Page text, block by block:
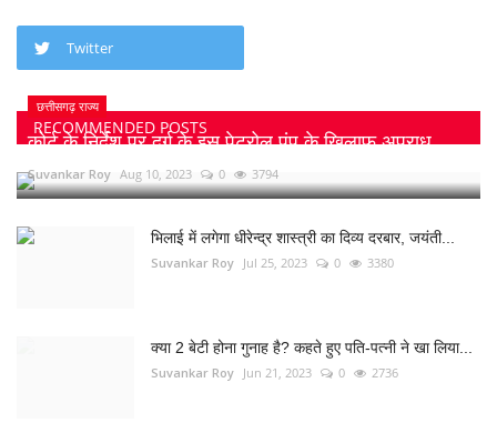
Twitter
RECOMMENDED POSTS
छत्तीसगढ़ राज्य
कोर्ट के निर्देश पर दुर्ग के इस पेट्रोल पंप के खिलाफ अपराध...
Suvankar Roy Aug 10, 2023 0 3794
भिलाई में लगेगा धीरेन्द्र शास्त्री का दिव्य दरबार, जयंती...
Suvankar Roy Jul 25, 2023 0 3380
क्या 2 बेटी होना गुनाह है? कहते हुए पति-पत्नी ने खा लिया...
Suvankar Roy Jun 21, 2023 0 2736